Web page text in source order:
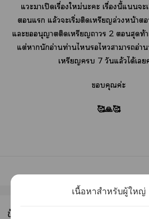
แะาเปิดเรื่องใหม่ะะ เรื่องนี้แนน
แ แล้วะเริ่มติดเหรียญล่วงหน้า
แะอนุญาตติดเหรียญา 2 สุดท้
แต่านักอ่านท่านไไาาอ่า
เหรียญ 7 วันแล้วได้เ
คุณค่ะ
🥰🙏🥰
ข้อมูลนักเขียน
เนื้อหาสำหรับผู้ใหญ่